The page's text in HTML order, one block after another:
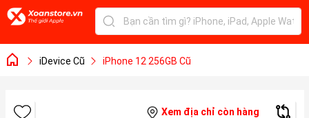
iDevice Cũ iPhone 12 256GB Cũ
Xem địa chỉ còn hàng